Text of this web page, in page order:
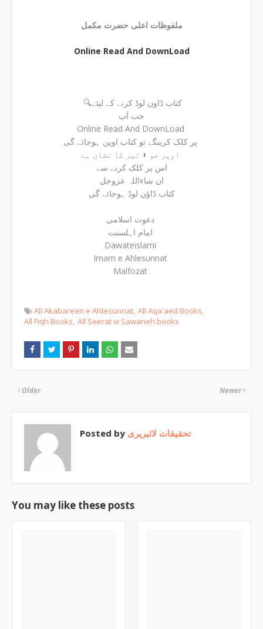
ملفوظات اعلی حضرت مکمل
Online Read And DownLoad
🔍کتاب ڈاون لوڈ کرنے کے لیئے
جب آپ
Online Read And DownLoad
اس پر کلک کرنے سے
ان شاءاللہ عزوجل
کتاب ڈاؤن لوڈ ہوجائے گی
Dawateislami
Imam e Ahlesunnat
Malfozat
All Akabareen e Ahlesunnat All Aqa'aed Books
All Fiqh Books All Seerat w Sawaneh books
Newer
Older
Posted by تحقیقات لائبریری
You may like these posts